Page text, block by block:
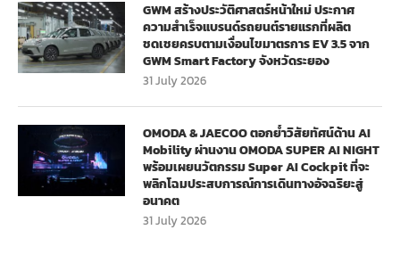
GWM สร้างประวัติศาสตร์หน้าใหม่ ประกาศ
ความสำเร็จแบรนด์รถยนต์รายแรกที่ผลิต
ชดเชยครบตามเงื่อนไขมาตรการ EV 3.5 จาก
GWM Smart Factory จังหวัดระยอง
31 July 2026
OMODA & JAECOO ตอกย้ำวิสัยทัศน์ด้าน AI
Mobility ผ่านงาน OMODA SUPER AI NIGHT
พร้อมเผยนวัตกรรม Super AI Cockpit ที่จะ
พลิกโฉมประสบการณ์การเดินทางอัจฉริยะสู่
อนาคต
31 July 2026